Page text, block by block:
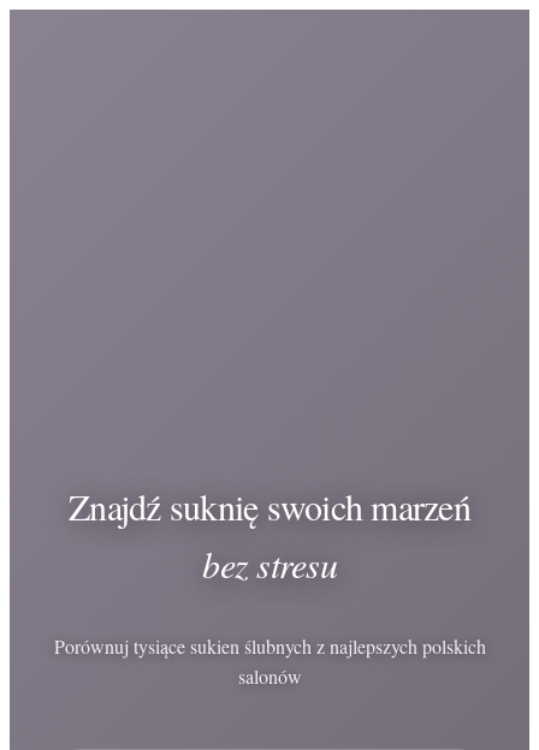
Znajdź suknię swoich marzeń
bez stresu
Porównuj tysiące sukien ślubnych z najlepszych polskich
salonów